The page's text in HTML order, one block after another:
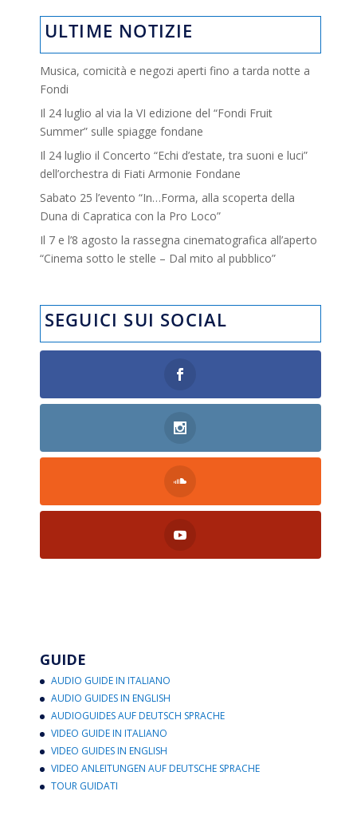
ULTIME NOTIZIE
Musica, comicità e negozi aperti fino a tarda notte a
Fondi
Il 24 luglio al via la VI edizione del “Fondi Fruit
Summer” sulle spiagge fondane
Il 24 luglio il Concerto “Echi d’estate, tra suoni e luci”
dell’orchestra di Fiati Armonie Fondane
Sabato 25 l’evento “In…Forma, alla scoperta della
Duna di Capratica con la Pro Loco”
Il 7 e l’8 agosto la rassegna cinematografica all’aperto
“Cinema sotto le stelle – Dal mito al pubblico”
SEGUICI SUI SOCIAL
GUIDE
AUDIO GUIDE IN ITALIANO
AUDIO GUIDES IN ENGLISH
AUDIOGUIDES AUF DEUTSCH SPRACHE
VIDEO GUIDE IN ITALIANO
VIDEO GUIDES IN ENGLISH
VIDEO ANLEITUNGEN AUF DEUTSCHE SPRACHE
TOUR GUIDATI